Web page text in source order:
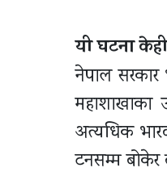
यी घटना
नेपाल सरकार
महाशाखाका
अत्यधिक
टनसम्म बोकेर